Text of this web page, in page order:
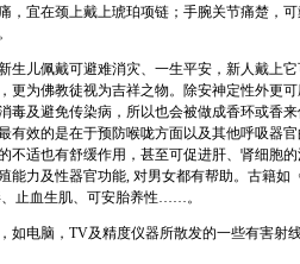
，宜在颈上戴上琥珀项链；手腕关节痛楚，
生儿佩戴可避难消灾、一生平安，新人戴上
更为佛教徒视为吉祥之物。除安神定性外更
毒及避免传染病，所以也会被做成香环或香
有效的是在于预防喉咙方面以及其他呼吸器
不适也有舒缓作用，甚至可促进肝、肾细胞
能力及性器官功能, 对男女都有帮助。古籍如
止血生肌、可安胎养性……。
如电脑，TV及精度仪器所散发的一些有害射